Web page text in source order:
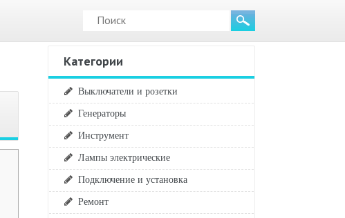
Категории
Выключатели и розетки
Генераторы
Инструмент
Лампы электрические
Подключение и установка
Ремонт